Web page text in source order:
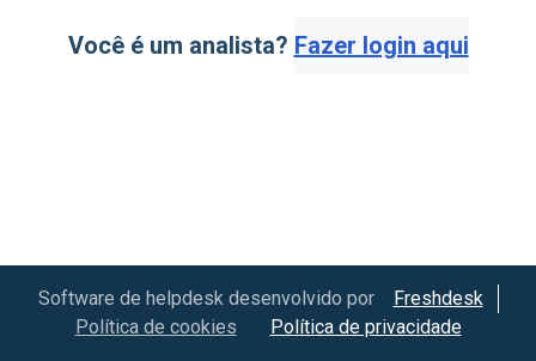
Você é um analista? Fazer login aqui
Software de helpdesk desenvolvido por
Freshdesk
Política de cookies
Política de privacidade